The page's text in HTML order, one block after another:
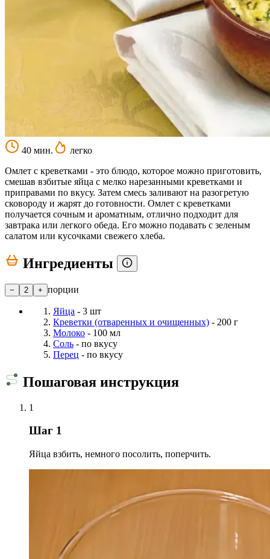
40 мин.
легко
Омлет с креветками - это блюдо, которое можно приготовить,
смешав взбитые яйца с мелко нарезанными креветками и
приправами по вкусу. Затем смесь заливают на разогретую
сковороду и жарят до готовности. Омлет с креветками
получается сочным и ароматным, отлично подходит для
завтрака или легкого обеда. Его можно подавать с зеленым
салатом или кусочками свежего хлеба.
Ингредиенты
− 2 + порции
Яйца - 3 шт
Креветки (отваренных и очищенных) - 200 г
Молоко - 100 мл
Соль - по вкусу
Перец - по вкусу
Пошаговая инструкция
1
Шаг 1
Яйца взбить, немного посолить, поперчить.